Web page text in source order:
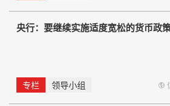
央行：要继续实施适度宽松的货币政
专栏 领导小组